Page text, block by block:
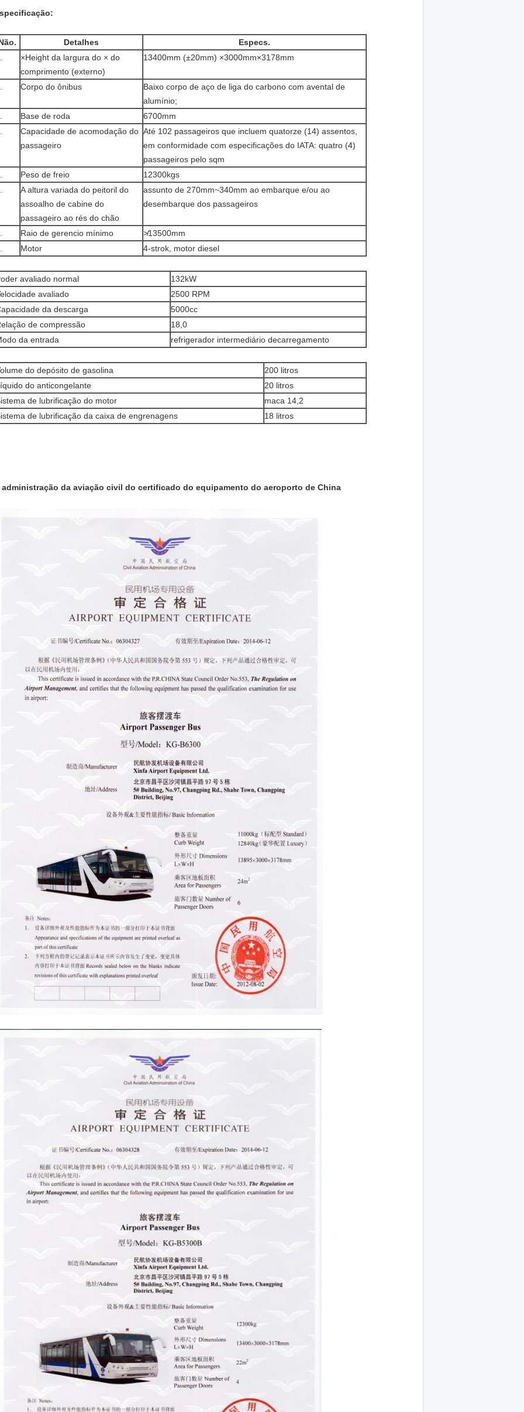
Detalhes
Especs.
×Height da largura do × do
comprimento (externo)
13400mm (±20mm) ×3000mm×3178mm
Corpo do ônibus
Baixo corpo de aço de liga do carbono com avental de
alumínio;
Base de roda
6700mm
Capacidade de acomodação do
passageiro
Até 102 passageiros que incluem quatorze (14) assentos,
em conformidade com especificações do IATA: quatro (4)
passageiros pelo sqm
Peso de freio
12300kgs
A altura variada do peitoril do
assoalho de cabine do
passageiro ao rés do chão
assunto de 270mm~340mm ao embarque e/ou ao
desembarque dos passageiros
Raio de gerencio mínimo
≯13500mm
Motor 4-strok, motor diesel
avaliado normal
132kW
avaliado
2500 RPM
da descarga
5000cc
de compressão
18,0
da entrada
refrigerador intermediário decarregamento
do depósito de gasolina
200 litros
do anticongelante
20 litros
de lubrificação do motor
maca 14,2
de lubrificação da caixa de engrenagens
18 litros
administração da aviação civil do certificado do equipamento do aeroporto de China